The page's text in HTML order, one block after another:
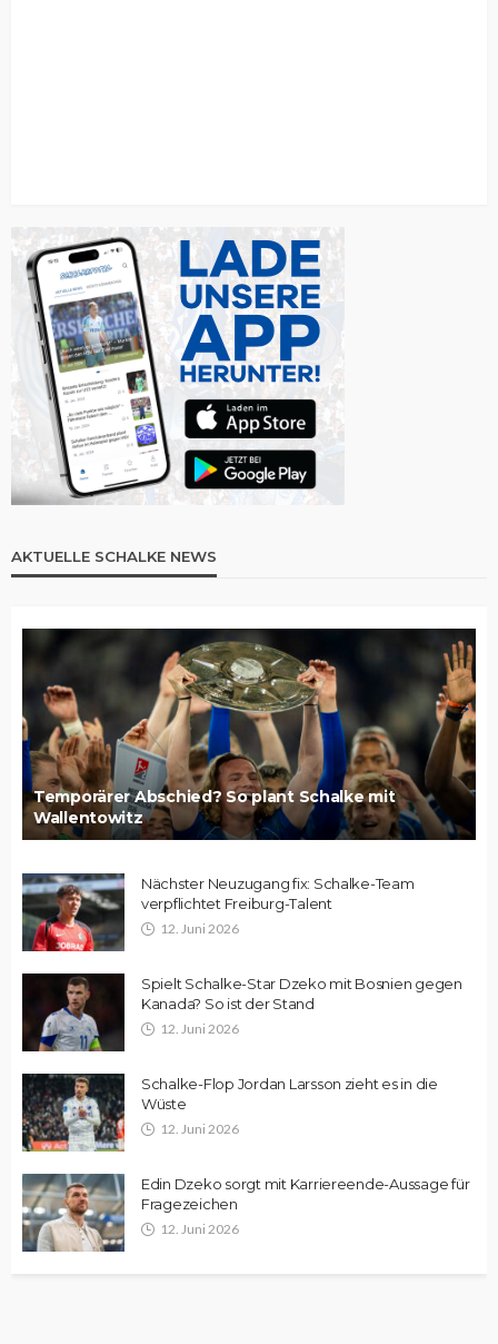
AKTUELLE SCHALKE NEWS
Temporärer Abschied? So plant Schalke mit
Wallentowitz
Nächster Neuzugang fix: Schalke-Team
verpflichtet Freiburg-Talent
12. Juni 2026
Spielt Schalke-Star Dzeko mit Bosnien gegen
Kanada? So ist der Stand
12. Juni 2026
Schalke-Flop Jordan Larsson zieht es in die
Wüste
12. Juni 2026
Edin Dzeko sorgt mit Karriereende-Aussage für
Fragezeichen
12. Juni 2026